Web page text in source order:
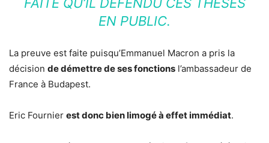
EN PUBLIC.
La preuve est faite puisqu’Emmanuel Macron a pris la
décision de démettre de ses fonctions l’ambassadeur de
France à Budapest.
Eric Fournier est donc bien limogé à effet immédiat.